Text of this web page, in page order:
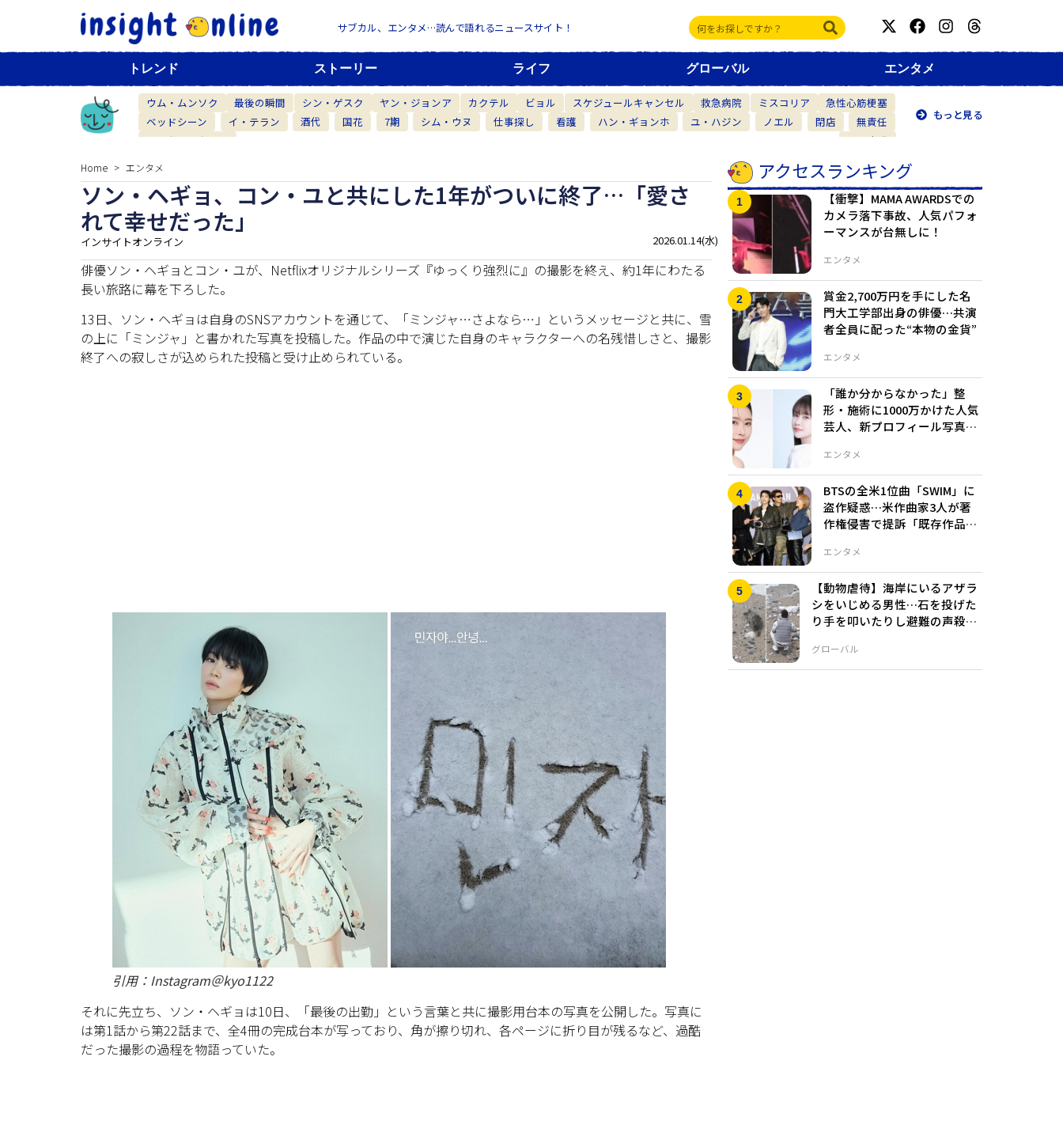
サブカル、エンタメ…読んで語れるニュースサイト！
トレンド ストーリー ライフ グローバル エンタメ
ウム・ムンソク 最後の瞬間 シン・ゲスク ヤン・ジョンア カクテル ビョル スケジュールキャンセル 救急病院 ミスコリア
急性心筋梗塞
ベッドシーン
イ・テラン 酒代 国花 7期 シム・ウヌ 仕事探し 看護 ハン・ギョンホ ユ・ハジン ノエル 閉店
無責任
ベーカリーカフェ
仲間意識
もっと見る
Home エンタメ
ソン・ヘギョ、コン・ユと共にした1年がついに終了…「愛さ
れて幸せだった」
インサイトオンライン 2026.01.14(水)
俳優ソン・ヘギョとコン・ユが、Netflixオリジナルシリーズ『ゆっくり強烈に』の撮影を終え、約1年にわたる
長い旅路に幕を下ろした。
13日、ソン・ヘギョは自身のSNSアカウントを通じて、「ミンジャ…さよなら…」というメッセージと共に、雪
の上に「ミンジャ」と書かれた写真を投稿した。作品の中で演じた自身のキャラクターへの名残惜しさと、撮影
終了への寂しさが込められた投稿と受け止められている。
引用：Instagram＠kyo1122
それに先立ち、ソン・ヘギョは10日、「最後の出勤」という言葉と共に撮影用台本の写真を公開した。写真に
は第1話から第22話まで、全4冊の完成台本が写っており、角が擦り切れ、各ページに折り目が残るなど、過酷
だった撮影の過程を物語っていた。
アクセスランキング
エンタメ
【衝撃】MAMA AWARDSでの
カメラ落下事故、人気パフォ
ーマンスが台無しに！
エンタメ
賞金2,700万円を手にした名
門大工学部出身の俳優…共演
者全員に配った“本物の金貨”
エンタメ
「誰か分からなかった」整
形・施術に1000万かけた人気
芸人、新プロフィール写真が
エンタメ
BTSの全米1位曲「SWIM」に
盗作疑惑…米作曲家3人が著
作権侵害で提訴「既存作品を
グローバル
【動物虐待】海岸にいるアザラ
シをいじめる男性…石を投げた
り手を叩いたりし避難の声殺